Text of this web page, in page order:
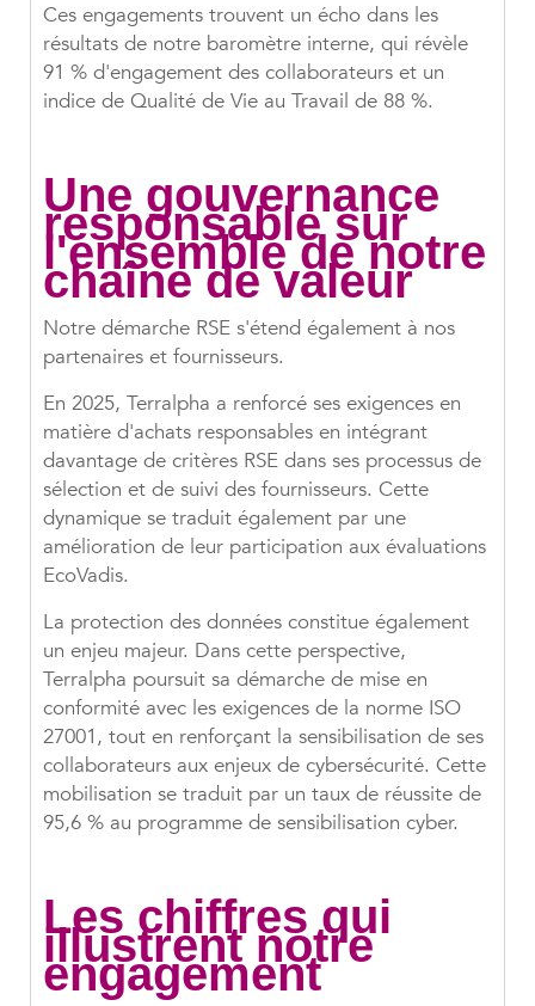
Ces engagements trouvent un écho dans les
résultats de notre baromètre interne, qui révèle
91 % d'engagement des collaborateurs et un
indice de Qualité de Vie au Travail de 88 %.
Une gouvernance
responsable sur
l'ensemble de notre
chaîne de valeur
Notre démarche RSE s'étend également à nos
partenaires et fournisseurs.
En 2025, Terralpha a renforcé ses exigences en
matière d'achats responsables en intégrant
davantage de critères RSE dans ses processus de
sélection et de suivi des fournisseurs. Cette
dynamique se traduit également par une
amélioration de leur participation aux évaluations
EcoVadis.
La protection des données constitue également
un enjeu majeur. Dans cette perspective,
Terralpha poursuit sa démarche de mise en
conformité avec les exigences de la norme ISO
27001, tout en renforçant la sensibilisation de ses
collaborateurs aux enjeux de cybersécurité. Cette
mobilisation se traduit par un taux de réussite de
95,6 % au programme de sensibilisation cyber.
Les chiffres qui
illustrent notre
engagement